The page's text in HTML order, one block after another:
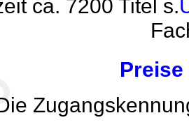
ca. 7200 Titel s.